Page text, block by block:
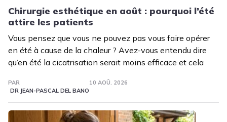
Chirurgie esthétique en août : pourquoi l’été
attire les patients
Vous pensez que vous ne pouvez pas vous faire opérer
en été à cause de la chaleur ? Avez-vous entendu dire
qu’en été la cicatrisation serait moins efficace et cela
PAR
DR JEAN-PASCAL DEL BANO
10 AOÛ. 2026